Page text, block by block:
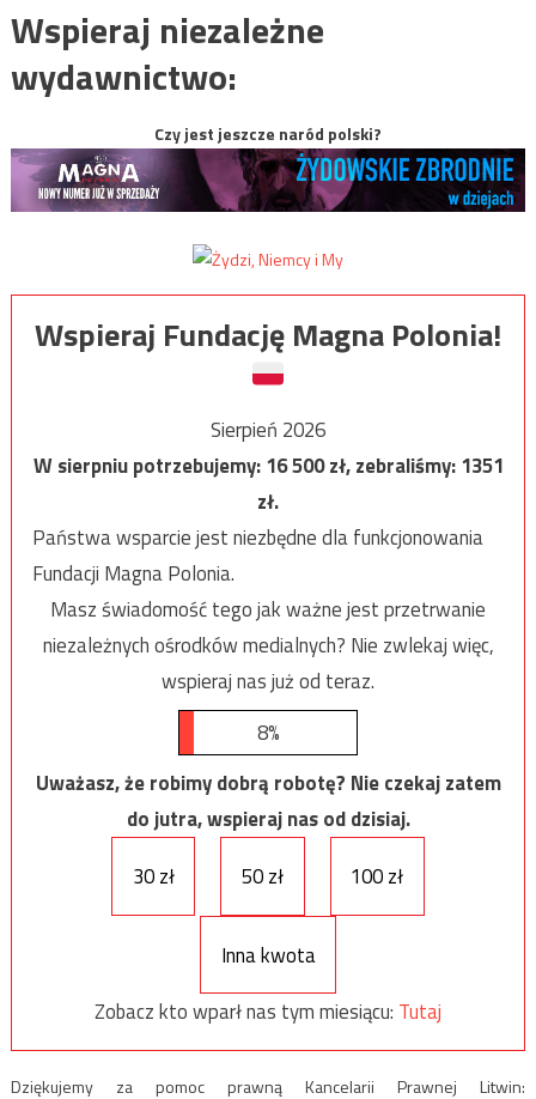
Wspieraj niezależne
wydawnictwo:
Czy jest jeszcze naród polski?
Wspieraj Fundację Magna Polonia!
Sierpień 2026
W sierpniu potrzebujemy:16 500zł, zebraliśmy:1351
zł.
Państwa wsparcie jest niezbędne dla funkcjonowania
Fundacji Magna Polonia.
Masz świadomość tego jak ważne jest przetrwanie
niezależnych ośrodków medialnych? Nie zwlekaj więc,
wspieraj nas już od teraz.
8%
Uważasz, że robimy dobrą robotę? Nie czekaj zatem
do jutra, wspieraj nas od dzisiaj.
30 zł
50 zł 100 zł
Inna kwota
Zobacz kto wparł nas tym miesiącu: Tutaj
Dziękujemy za pomoc prawną Kancelarii Prawnej Litwin: